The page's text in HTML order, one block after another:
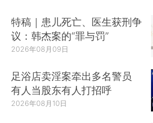
特稿｜患儿死亡、医生获刑争
议：韩杰案的“罪与罚”
2026年08月09日
足浴店卖淫案牵出多名警员
有人当股东有人打招呼
2026年08月10日